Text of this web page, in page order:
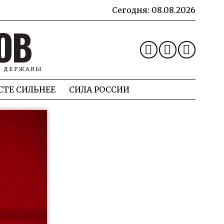
Сегодня: 08.08.2026
ДЕРЖАВЫ
СИЛЬНЕЕ СИЛА РОССИИ